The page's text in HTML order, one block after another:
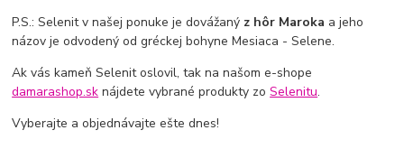
P.S.: Selenit v našej ponuke je dovážaný z hôr Maroka a jeho
názov je odvodený od gréckej bohyne Mesiaca - Selene.
Ak vás kameň Selenit oslovil, tak na našom e-shope
damarashop.sk nájdete vybrané produkty zoSelenitu.
Vyberajte a objednávajte ešte dnes!